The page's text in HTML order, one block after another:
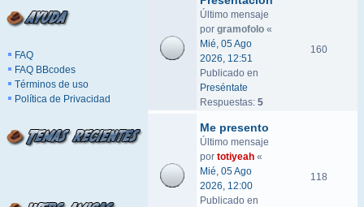
FAQ
FAQ BBcodes
Términos de uso
Política de Privacidad
Último mensaje
por gramofolo «
Mié, 05 Ago
2026, 12:51
Publicado en
Preséntate
Respuestas: 5
160
Me presento
Último mensaje
por totiyeah «
Mié, 05 Ago
2026, 12:00
Publicado en
118